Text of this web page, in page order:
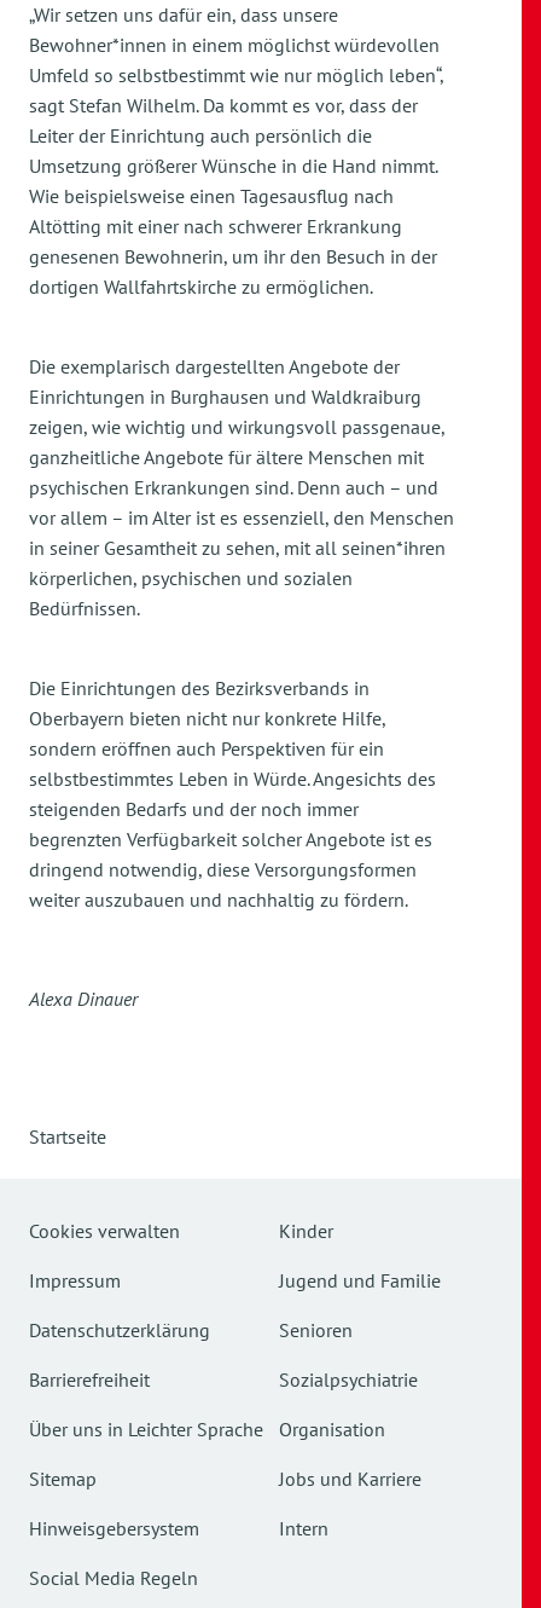
„Wir setzen uns dafür ein, dass unsere
Bewohner*innen in einem möglichst würdevollen
Umfeld so selbstbestimmt wie nur möglich leben“,
sagt Stefan Wilhelm. Da kommt es vor, dass der
Leiter der Einrichtung auch persönlich die
Umsetzung größerer Wünsche in die Hand nimmt.
Wie beispielsweise einen Tagesausflug nach
Altötting mit einer nach schwerer Erkrankung
genesenen Bewohnerin, um ihr den Besuch in der
dortigen Wallfahrtskirche zu ermöglichen.
Die exemplarisch dargestellten Angebote der
Einrichtungen in Burghausen und Waldkraiburg
zeigen, wie wichtig und wirkungsvoll passgenaue,
ganzheitliche Angebote für ältere Menschen mit
psychischen Erkrankungen sind. Denn auch – und
vor allem – im Alter ist es essenziell, den Menschen
in seiner Gesamtheit zu sehen, mit all seinen*ihren
körperlichen, psychischen und sozialen
Bedürfnissen.
Die Einrichtungen des Bezirksverbands in
Oberbayern bieten nicht nur konkrete Hilfe,
sondern eröffnen auch Perspektiven für ein
selbstbestimmtes Leben in Würde. Angesichts des
steigenden Bedarfs und der noch immer
begrenzten Verfügbarkeit solcher Angebote ist es
dringend notwendig, diese Versorgungsformen
weiter auszubauen und nachhaltig zu fördern.
Alexa Dinauer
Startseite
Cookies verwalten
Impressum
Datenschutzerklärung
Barrierefreiheit
Über uns in Leichter Sprache
Sitemap
Hinweisgebersystem
Social Media Regeln
Kinder
Jugend und Familie
Senioren
Sozialpsychiatrie
Organisation
Jobs und Karriere
Intern